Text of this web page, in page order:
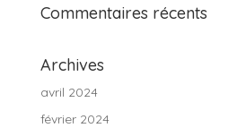
Commentaires récents
Archives
avril 2024
février 2024